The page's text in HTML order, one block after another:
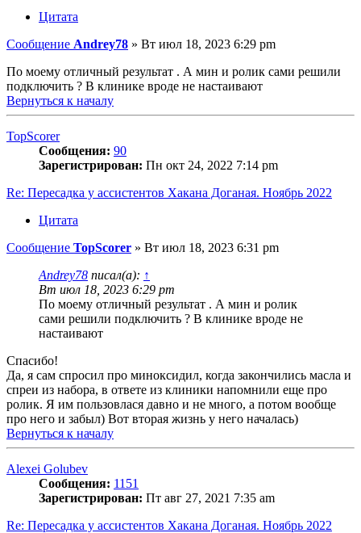
Цитата
Сообщение Andrey78 » Вт июл 18, 2023 6:29 pm
По моему отличный результат . А мин и ролик сами решили
подключить ? В клинике вроде не настаивают
Вернуться к началу
TopScorer
Сообщения: 90
Зарегистрирован: Пн окт 24, 2022 7:14 pm
Re: Пересадка у ассистентов Хакана Доганая. Ноябрь 2022
Цитата
Сообщение TopScorer » Вт июл 18, 2023 6:31 pm
Andrey78 писал(а): ↑
Вт июл 18, 2023 6:29 pm
По моему отличный результат . А мин и ролик
сами решили подключить ? В клинике вроде не
настаивают
Спасибо!
Да, я сам спросил про миноксидил, когда закончились масла и
спреи из набора, в ответе из клиники напомнили еще про
ролик. Я им пользовлася давно и не много, а потом вообще
про него и забыл) Вот вторая жизнь у него началась)
Вернуться к началу
Alexei Golubev
Сообщения: 1151
Зарегистрирован: Пт авг 27, 2021 7:35 am
Re: Пересадка у ассистентов Хакана Доганая. Ноябрь 2022